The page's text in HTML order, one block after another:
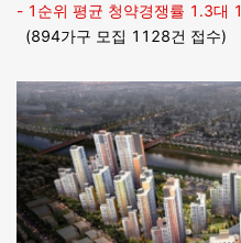
- 1순위 평균 청약경쟁률 1.3대 1
(894가구 모집 1128건 접수)